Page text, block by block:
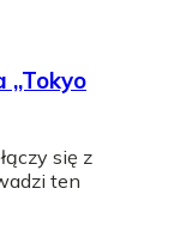
„Tokyo
się z
ten